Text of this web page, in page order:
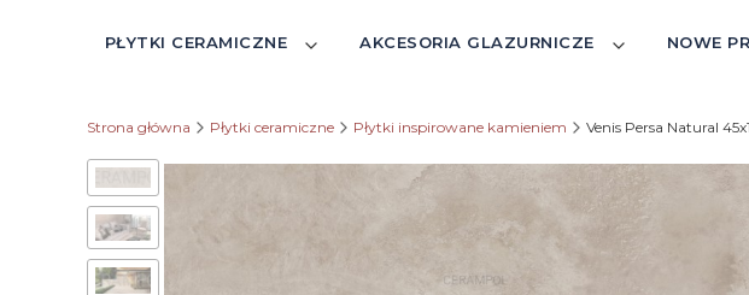
PŁYTKI CERAMICZNE AKCESORIA GLAZURNICZE NOWE
Strona główna Płytki ceramiczne Płytki inspirowane kamieniem Venis Persa Natural